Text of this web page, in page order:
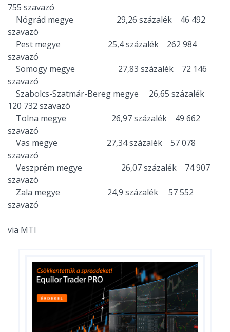
755 szavazó
Nógrád megye 29,26 százalék 46 492
szavazó
Pest megye 25,4 százalék 262 984
szavazó
Somogy megye 27,83 százalék 72 146
szavazó
Szabolcs-Szatmár-Bereg megye 26,65 százalék
120 732 szavazó
Tolna megye 26,97 százalék 49 662
szavazó
Vas megye 27,34 százalék 57 078
szavazó
Veszprém megye 26,07 százalék 74 907
szavazó
Zala megye 24,9 százalék 57 552
szavazó
via MTI